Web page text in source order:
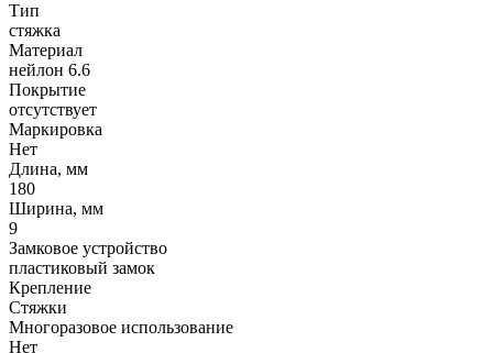
Тип
стяжка
Материал
нейлон 6.6
Покрытие
отсутствует
Маркировка
Нет
Длина, мм
180
Ширина, мм
9
Замковое устройство
пластиковый замок
Крепление
Стяжки
Многоразовое использование
Нет